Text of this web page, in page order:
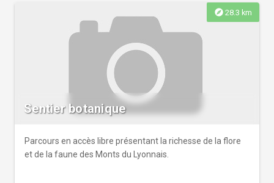
explore 28.3 km
Sentier botanique
Parcours en accès libre présentant la richesse de la flore
et de la faune des Monts du Lyonnais.